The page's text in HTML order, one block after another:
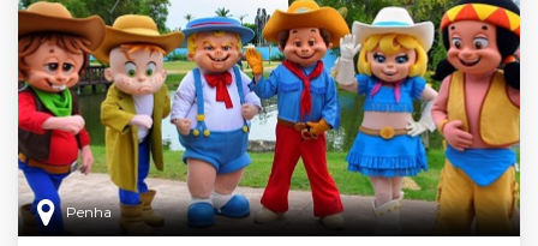
Penha